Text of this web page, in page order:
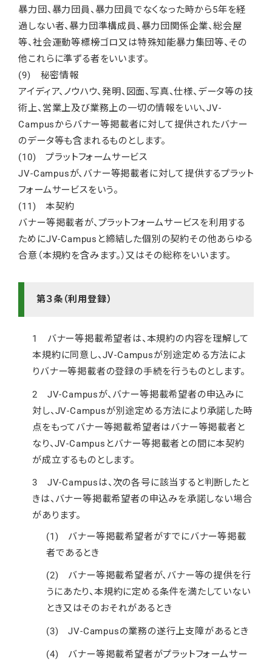
暴力団、暴力団員、暴力団員でなくなった時から5年を経
過しない者、暴力団準構成員、暴力団関係企業、総会屋
等、社会運動等標榜ゴロ又は特殊知能暴力集団等、その
他これらに準ずる者をいいます。
(9) 秘密情報
アイディア、ノウハウ、発明、図面、写真、仕様、データ等の技
術上、営業上及び業務上の一切の情報をいい、JV-
Campusからバナー等掲載者に対して提供されたバナー
のデータ等も含まれるものとします。
(10) プラットフォームサービス
JV-Campusが、バナー等掲載者に対して提供するプラット
フォームサービスをいう。
(11) 本契約
バナー等掲載者が、プラットフォームサービスを利用する
ためにJV-Campusと締結した個別の契約その他あらゆる
合意（本規約を含みます。）又はその総称をいいます。
第３条（利用登録）
1 バナー等掲載希望者は、本規約の内容を理解して
本規約に同意し、JV-Campusが別途定める方法によ
りバナー等掲載者の登録の手続を行うものとします。
2 JV-Campusが、バナー等掲載希望者の申込みに
対し、JV-Campusが別途定める方法により承諾した時
点をもってバナー等掲載希望者はバナー等掲載者と
なり、JV-Campusとバナー等掲載者との間に本契約
が成立するものとします。
3 JV-Campusは、次の各号に該当すると判断したと
きは、バナー等掲載希望者の申込みを承諾しない場合
があります。
(1) バナー等掲載希望者がすでにバナー等掲載
者であるとき
(2) バナー等掲載希望者が、バナー等の提供を行
うにあたり、本規約に定める条件を満たしていない
とき又はそのおそれがあるとき
(3) JV-Campusの業務の遂行上支障があるとき
(4) バナー等掲載希望者がプラットフォームサー